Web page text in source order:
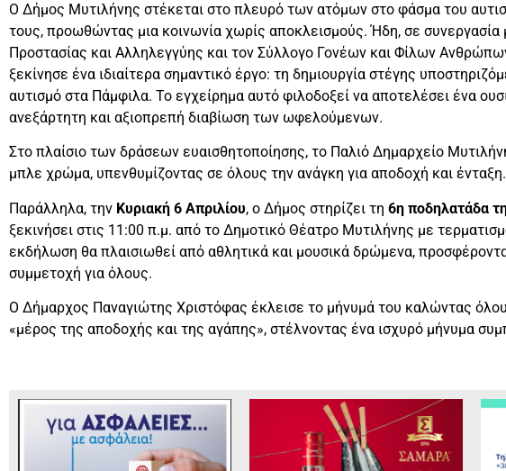
Ο Δήμος Μυτιλήνης στέκεται στο πλευρό των ατόμων στο φάσμα του
τους, προωθώντας μια κοινωνία χωρίς αποκλεισμούς. Ήδη, σε συνεργασία
Προστασίας και Αλληλεγγύης και τον Σύλλογο Γονέων και Φίλων
ξεκίνησε ένα ιδιαίτερα σημαντικό έργο: τη δημιουργία στέγης
αυτισμό στα Πάμφιλα. Το εγχείρημα αυτό φιλοδοξεί να αποτελέσει ένα
ανεξάρτητη και αξιοπρεπή διαβίωση των ωφελούμενων.
Στο πλαίσιο των δράσεων ευαισθητοποίησης, το Παλιό Δημαρχείο
μπλε χρώμα, υπενθυμίζοντας σε όλους την ανάγκη για αποδοχή και ένταξη.
Παράλληλα, την Κυριακή 6 Απριλίου, ο Δήμος στηρίζει τη 6η ποδηλατάδα
ξεκινήσει στις 11:00 π.μ. από το Δημοτικό Θέατρο Μυτιλήνης με
εκδήλωση θα πλαισιωθεί από αθλητικά και μουσικά δρώμενα,
συμμετοχή για όλους.
Ο Δήμαρχος Παναγιώτης Χριστόφας έκλεισε το μήνυμά του καλώντας
«μέρος της αποδοχής και της αγάπης», στέλνοντας ένα ισχυρό μήνυμα